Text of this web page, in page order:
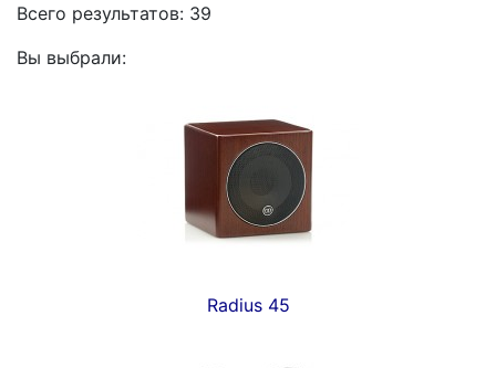
Всего результатов: 39
Вы выбрали:
Radius 45